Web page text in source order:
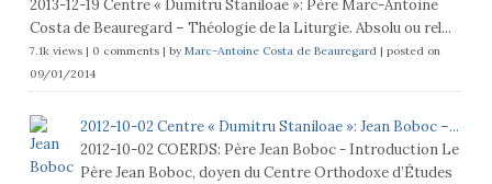
2013-12-19 Centre « Dumitru Staniloae »: Père Marc-Antoine
Costa de Beauregard – Théologie de la Liturgie. Absolu ou rel...
7.1k views| 0 comments| byMarc-Antoine Costa de Beauregard| posted on
09/01/2014
2012-10-02 Centre « Dumitru Staniloae »: Jean Boboc –...
2012-10-02 COERDS: Père Jean Boboc - Introduction Le
Père Jean Boboc, doyen du Centre Orthodoxe d’Études